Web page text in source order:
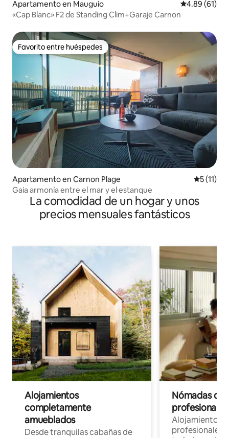
Apartamento en Mauguio Calificación
4.89 (61)
«Cap Blanc» F2 de Standing Clim+Garaje Carnon
Favorito entre huéspedes
Favorito entre huéspedes
Apartamento en Carnon Plage
5 (11)
Gaia armonía entre el mar y el estanque
La comodidad de un hogar y unos
precios mensuales fantásticos
Alojamientos
completamente
amueblados
Desde tranquilas cabañas de
Nómadas
Alojamientos
profesionales